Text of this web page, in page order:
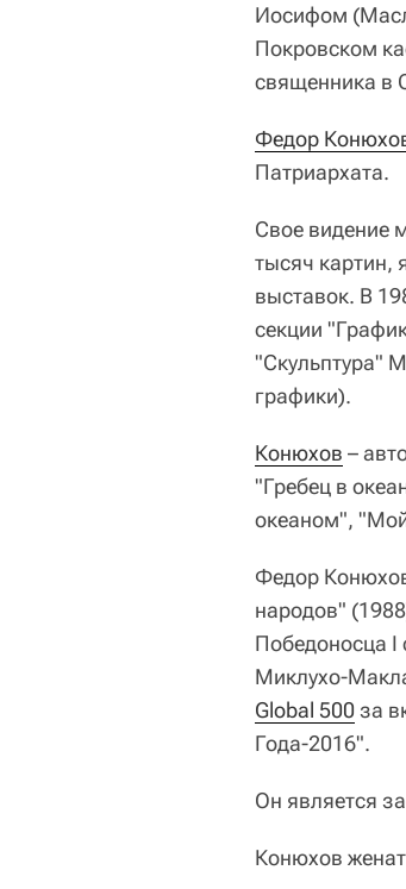
Иосифом
Покровском
священника в
Федор
Патриархата.
Свое видение
тысяч картин,
выставок. В
секции
"Скульптура"
графики).
Конюхов –
"Гребец в
океаном", "Мой
Федор
народов"
Победоносца I
Миклухо-
Global 500 за
Года-2016".
Он является
Конюхов